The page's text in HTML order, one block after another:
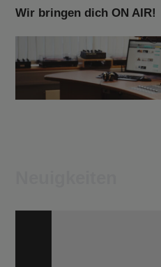
Wir bringen dich ON AIR!